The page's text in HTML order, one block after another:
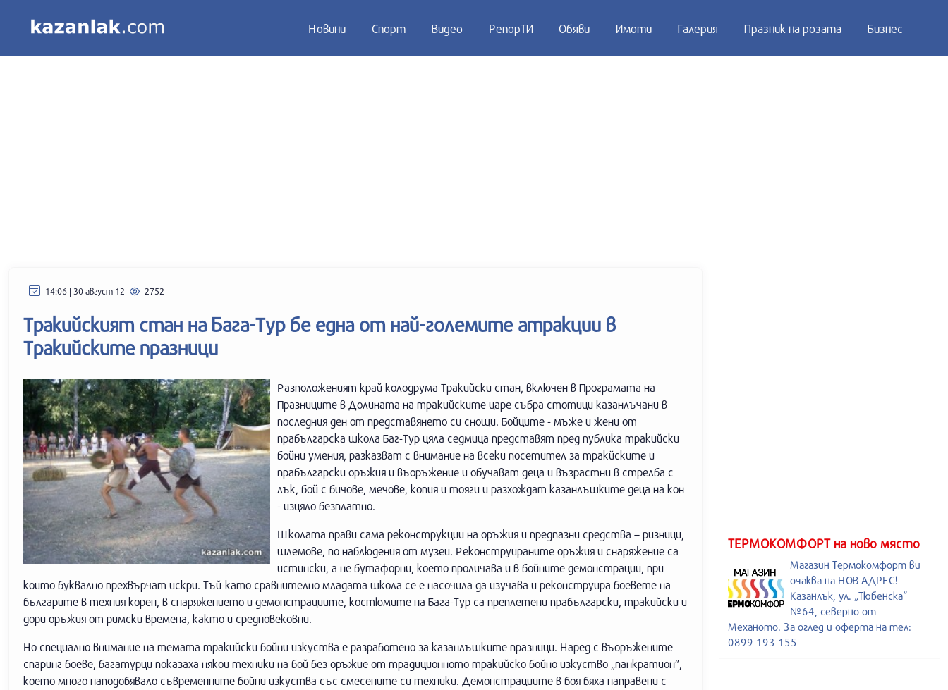
Новини Спорт Видео РепорТИ Обяви Имоти Галерия Празник на розата Бизнес
14:06 | 30 август 12 2752
Тракийският стан на Бага-Тур бе една от най-големите атракции в
Тракийските празници
Разположеният край колодрума Тракийски стан, включен в Програмата на
Празниците в Долината на тракийските царе събра стотици казанлъчани в
последния ден от представянето си снощи. Бойците - мъже и жени от
прабългарска школа Баг-Тур цяла седмица представят пред публика тракийски
бойни умения, разказват с внимание на всеки посетител за тракйските и
прабългарски оръжия и въоръжение и обучават деца и възрастни в стрелба с
лък, бой с бичове, мечове, копия и тояги и разхождат казанлъшките деца на кон
- изцяло безплатно.
Школата прави сама реконструкции на оръжия и предпазни средства – ризници,
шлемове, по наблюдения от музеи. Реконструираните оръжия и снаряжение са
истински, а не бутафорни, което проличава и в бойните демонстрации, при
които буквално прехвърчат искри. Тъй-като сравнително младата школа се е насочила да изучава и реконструира боевете на
българите в техния корен, в снаряжението и демонстрациите, костюмите на Бага-Тур са преплетени прабългарски, тракийски и
дори оръжия от римски времена, както и средновековни.
Но специално внимание на темата тракийски бойни изкуства е разработено за казанлъшките празници. Наред с въоръжените
спаринг боеве, багатурци показаха някои техники на бой без оръжие от традиционното тракийско бойно изкуство „панкратион”,
което много наподобявало съвременните бойни изкуства със смесените си техники. Демонстрациите в боя бяха направени с
ТЕРМОКОМФОРТ на ново място
Магазин Термокомфорт ви
очаква на НОВ АДРЕС!
Казанлък, ул. „Тюбенска“
№64, северно от
Механото. За оглед и оферта на тел:
0899 193 155